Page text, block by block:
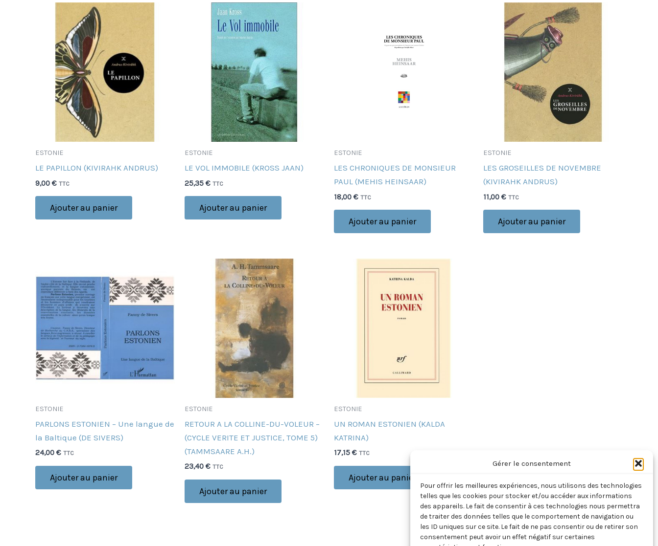
Gérer le consentement
Pour offrir les meilleures expériences, nous utilisons des technologies
telles que les cookies pour stocker et/ou accéder aux informations
des appareils. Le fait de consentir à ces technologies nous permettra
de traiter des données telles que le comportement de navigation ou
les ID uniques sur ce site. Le fait de ne pas consentir ou de retirer son
consentement peut avoir un effet négatif sur certaines
ESTONIE
LE PAPILLON (KIVIRAHK ANDRUS)
9,00 € TTC
Ajouter au panier
ESTONIE
LE VOL IMMOBILE (KROSS JAAN)
25,35 € TTC
Ajouter au panier
ESTONIE
LES CHRONIQUES DE MONSIEUR
PAUL (MEHIS HEINSAAR)
18,00 € TTC
Ajouter au panier
ESTONIE
LES GROSEILLES DE NOVEMBRE
(KIVIRAHK ANDRUS)
11,00 € TTC
Ajouter au panier
ESTONIE
PARLONS ESTONIEN – Une langue de
la Baltique (DE SIVERS)
24,00 € TTC
Ajouter au panier
ESTONIE
RETOUR A LA COLLINE-DU-VOLEUR –
(CYCLE VERITE ET JUSTICE, TOME 5)
(TAMMSAARE A.H.)
23,40 € TTC
Ajouter au panier
ESTONIE
UN ROMAN ESTONIEN (KALDA
KATRINA)
17,15 € TTC
Ajouter au panier